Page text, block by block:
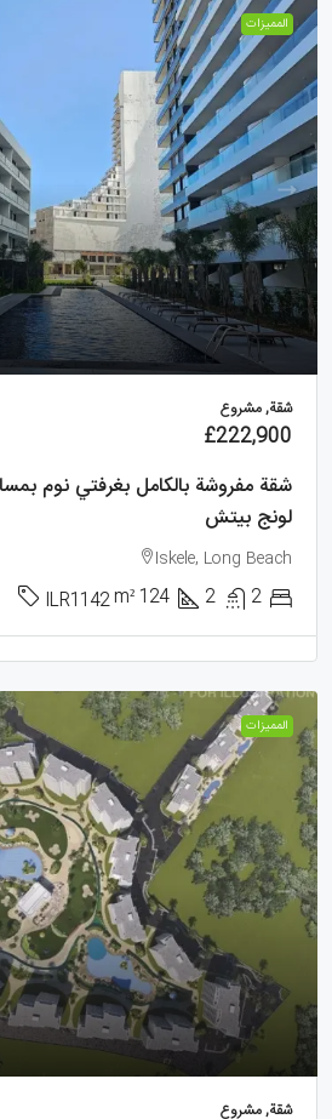
الممیزات
شقة, مشروع
£222,900
لونج بيتش
Iskele, Long Beach
2
2
124
m²
ILR1142
الممیزات
شقة, مشروع